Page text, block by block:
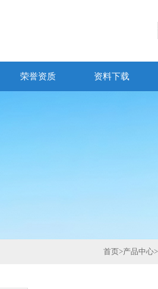
荣誉资质 资料下载
首页>产品中心